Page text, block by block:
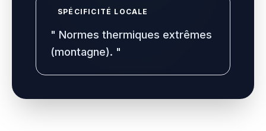
SPÉCIFICITÉ LOCALE
" Normes thermiques extrêmes
(montagne). "